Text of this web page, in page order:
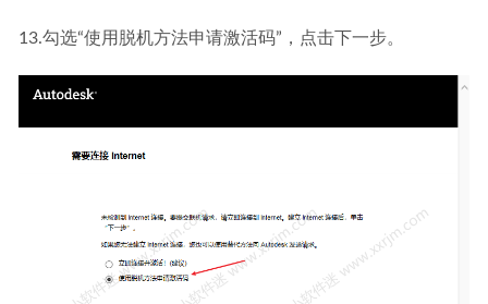
13.勾选“使用脱机方法申请激活码”，点击下一步。